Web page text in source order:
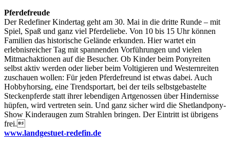
Pferdefreude
Der Redefiner Kindertag geht am 30. Mai in die dritte Runde – mit
Spiel, Spaß und ganz viel Pferdeliebe. Von 10 bis 15 Uhr können
Familien das historische Gelände erkunden. Hier wartet ein
erlebnisreicher Tag mit spannenden Vorführungen und vielen
Mitmachaktionen auf die Besucher. Ob Kinder beim Ponyreiten
selbst aktiv werden oder lieber beim Voltigieren und Westernreiten
zuschauen wollen: Für jeden Pferdefreund ist etwas dabei. Auch
Hobbyhorsing, eine Trendsportart, bei der teils selbstgebastelte
Steckenpferde statt ihrer lebendigen Artgenossen über Hindernisse
hüpfen, wird vertreten sein. Und ganz sicher wird die Shetlandpony-
Show Kinderaugen zum Strahlen bringen. Der Eintritt ist übrigens
frei.
www.landgestuet-redefin.de